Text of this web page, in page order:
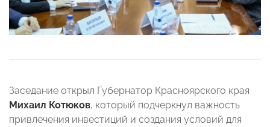
Заседание открыл Губернатор Красноярского края
Михаил Котюков, который подчеркнул важность
привлечения инвестиций и создания условий для